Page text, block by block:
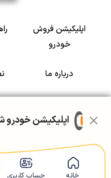
خانه حساب کاربری
اپلیکیشن فروش
خودرو
درباره ما
سرمایه گذاری در
Khodroshop.ir
اپلیکیشن خودرو